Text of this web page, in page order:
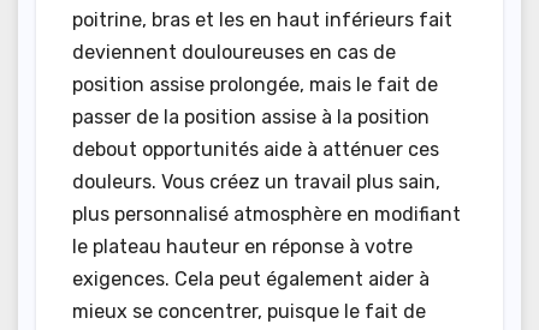
poitrine, bras et les en haut inférieurs fait
deviennent douloureuses en cas de
position assise prolongée, mais le fait de
passer de la position assise à la position
debout opportunités aide à atténuer ces
douleurs. Vous créez un travail plus sain,
plus personnalisé atmosphère en modifiant
le plateau hauteur en réponse à votre
exigences. Cela peut également aider à
mieux se concentrer, puisque le fait de